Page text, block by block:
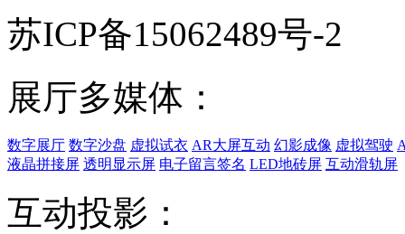
苏ICP备15062489号-2
展厅多媒体：
数字展厅 数字沙盘 虚拟试衣 AR大屏互动 幻影成像 虚拟驾驶
液晶拼接屏 透明显示屏 电子留言签名 LED地砖屏 互动滑轨屏
互动投影：